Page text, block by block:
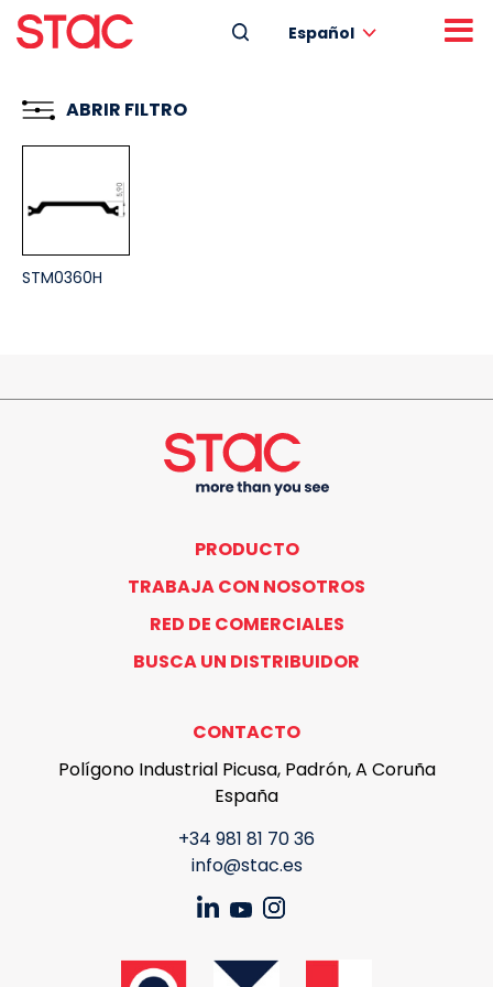
Español
ABRIR FILTRO
STM0360H
PRODUCTO
TRABAJA CON NOSOTROS
RED DE COMERCIALES
BUSCA UN DISTRIBUIDOR
CONTACTO
Polígono Industrial Picusa, Padrón, A Coruña
España
+34 981 81 70 36
info@stac.es